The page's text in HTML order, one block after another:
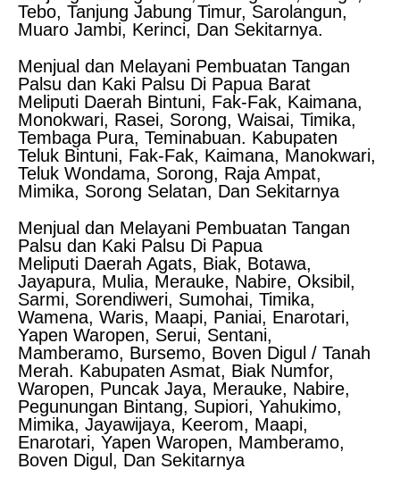
Tebo, Tanjung Jabung Timur, Sarolangun,
Muaro Jambi, Kerinci, Dan Sekitarnya.
Menjual dan Melayani Pembuatan Tangan
Palsu dan Kaki Palsu Di Papua Barat
Meliputi Daerah Bintuni, Fak-Fak, Kaimana,
Monokwari, Rasei, Sorong, Waisai, Timika,
Tembaga Pura, Teminabuan. Kabupaten
Teluk Bintuni, Fak-Fak, Kaimana, Manokwari,
Teluk Wondama, Sorong, Raja Ampat,
Mimika, Sorong Selatan, Dan Sekitarnya
Menjual dan Melayani Pembuatan Tangan
Palsu dan Kaki Palsu Di Papua
Meliputi Daerah Agats, Biak, Botawa,
Jayapura, Mulia, Merauke, Nabire, Oksibil,
Sarmi, Sorendiweri, Sumohai, Timika,
Wamena, Waris, Maapi, Paniai, Enarotari,
Yapen Waropen, Serui, Sentani,
Mamberamo, Bursemo, Boven Digul / Tanah
Merah. Kabupaten Asmat, Biak Numfor,
Waropen, Puncak Jaya, Merauke, Nabire,
Pegunungan Bintang, Supiori, Yahukimo,
Mimika, Jayawijaya, Keerom, Maapi,
Enarotari, Yapen Waropen, Mamberamo,
Boven Digul, Dan Sekitarnya